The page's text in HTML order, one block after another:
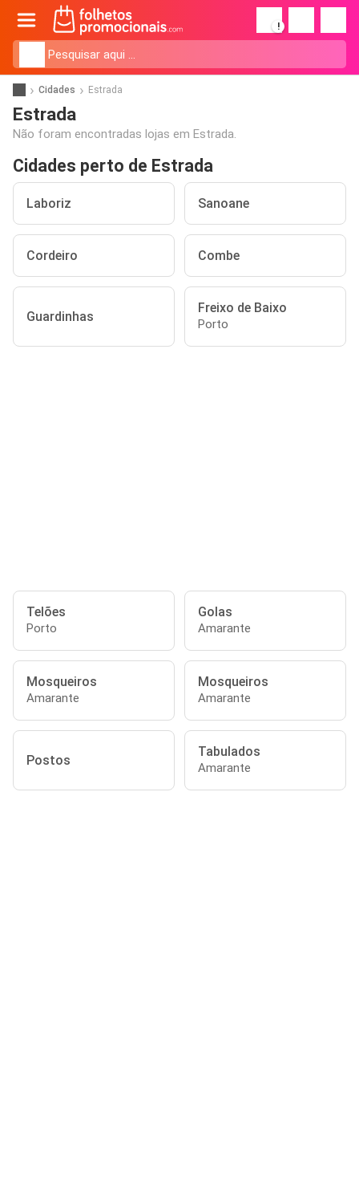
!
Cidades Estrada
Estrada
Não foram encontradas lojas em Estrada.
Cidades perto de Estrada
Laboriz Sanoane
Cordeiro Combe
Guardinhas
Freixo de Baixo
Porto
Telões
Porto
Golas
Amarante
Mosqueiros
Amarante
Mosqueiros
Amarante
Postos
Tabulados
Amarante